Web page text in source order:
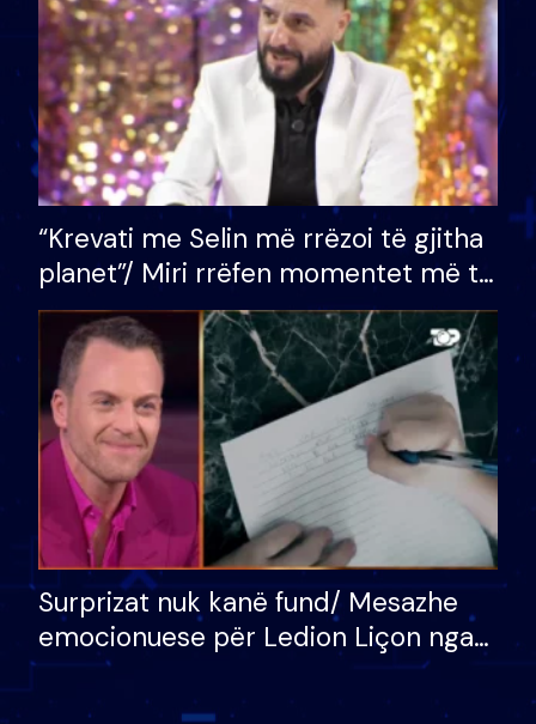
“Krevati me Selin më rrëzoi të gjitha
planet”/ Miri rrëfen momentet më të
bukura në shtëpinë e BB VIP: Do më
mungojë zilja e mëngjesit kur…
Surprizat nuk kanë fund/ Mesazhe
emocionuese për Ledion Liçon nga
nëna dhe fëmijët e tij, moderatori
nuk i mban dot lotët: Nuk meritoj…